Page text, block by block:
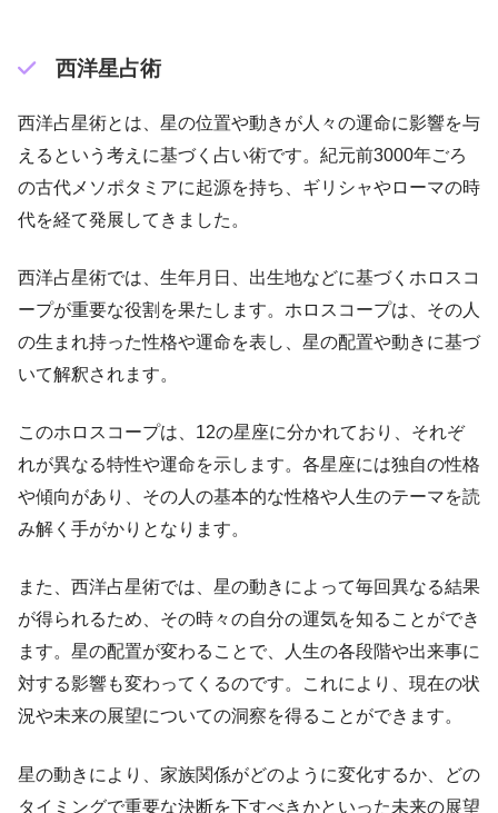
西洋星占術
西洋占星術とは、星の位置や動きが人々の運命に影響を与
えるという考えに基づく占い術です。紀元前3000年ごろ
の古代メソポタミアに起源を持ち、ギリシャやローマの時
代を経て発展してきました。
西洋占星術では、生年月日、出生地などに基づくホロスコ
ープが重要な役割を果たします。ホロスコープは、その人
の生まれ持った性格や運命を表し、星の配置や動きに基づ
いて解釈されます。
このホロスコープは、12の星座に分かれており、それぞ
れが異なる特性や運命を示します。各星座には独自の性格
や傾向があり、その人の基本的な性格や人生のテーマを読
み解く手がかりとなります。
また、西洋占星術では、星の動きによって毎回異なる結果
が得られるため、その時々の自分の運気を知ることができ
ます。星の配置が変わることで、人生の各段階や出来事に
対する影響も変わってくるのです。これにより、現在の状
況や未来の展望についての洞察を得ることができます。
星の動きにより、家族関係がどのように変化するか、どの
タイミングで重要な決断を下すべきかといった未来の展望